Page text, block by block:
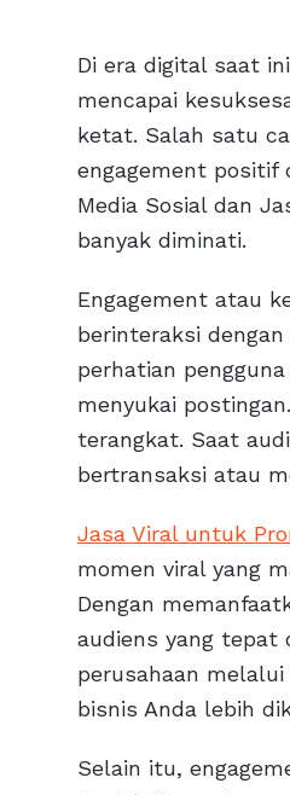
Di era digital saat
mencapai
ketat. Salah satu
engagement positif
Media Sosial dan
banyak diminati.
Engagement atau
berinteraksi
perhatian
menyukai
terangkat. Saat
bertransaksi atau
Jasa Viral untuk
momen viral yang
Dengan
audiens yang
perusahaan
bisnis Anda lebih
Selain itu,